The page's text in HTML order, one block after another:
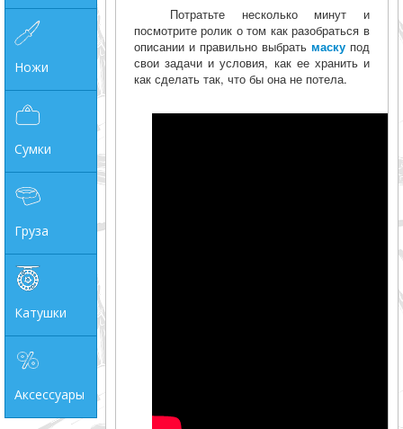
Ножи
Сумки
Груза
Катушки
Аксессуары
Потратьте несколько минут и
посмотрите ролик о том как разобраться в
описании и правильно выбрать маскупод
свои задачи и условия, как ее хранить и
как сделать так, что бы она не потела.